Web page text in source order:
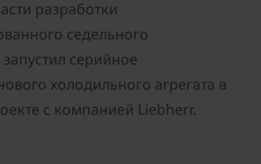
разработки
седельного
серийное
холодильного агрегата в
с компанией Liebherr.